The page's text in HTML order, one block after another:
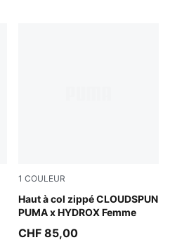
1 COULEUR
Haut à col zippé CLOUDSPUN
PUMA x HYDROX Femme
Puma Black
CHF 85,00